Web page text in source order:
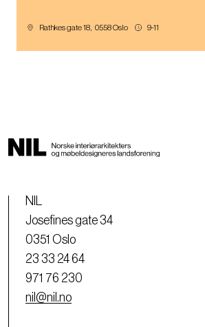
Rathkes gate 18 0558Oslo 9-11
NIL
Josefines gate 34
0351 Oslo
23 33 24 64
971 76 230
nil@nil.no